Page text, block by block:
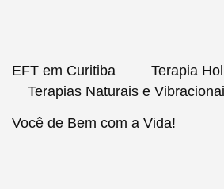
EFT em Curitiba Terapia
Terapias Naturais e
Você de Bem com a Vida!